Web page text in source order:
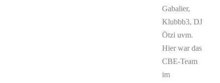
Gabalier,
Klubbb3, DJ
Ötzi uvm.
Hier war das
CBE-Team
im